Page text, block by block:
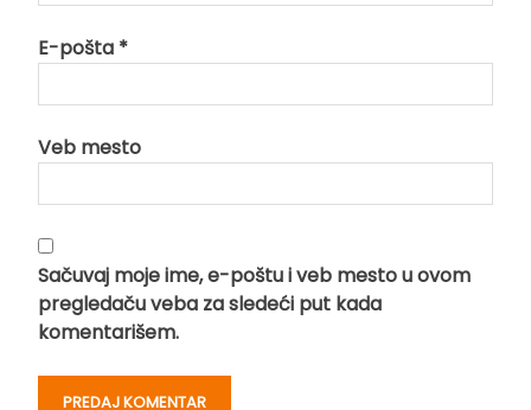
E-pošta *
Veb mesto
Sačuvaj moje ime, e-poštu i veb mesto u ovom
pregledaču veba za sledeći put kada
komentarišem.